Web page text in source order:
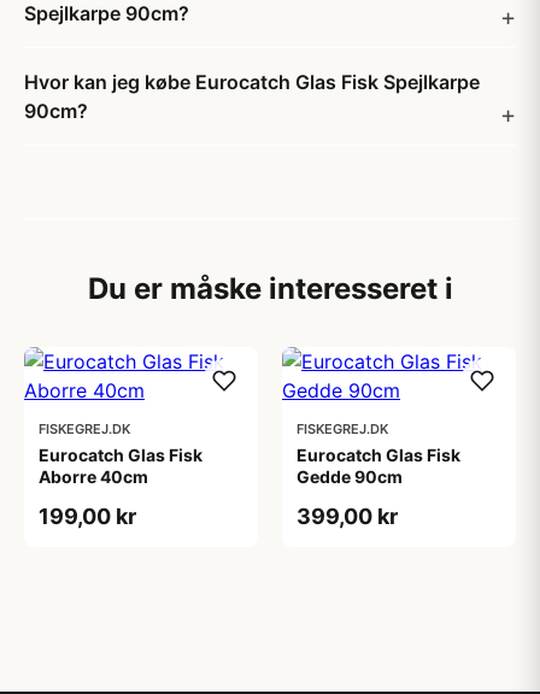
Spejlkarpe 90cm?
Hvor kan jeg købe Eurocatch Glas Fisk Spejlkarpe
90cm?
Du er måske interesseret i
FISKEGREJ.DK
Eurocatch Glas Fisk
Aborre 40cm
199,00 kr
FISKEGREJ.DK
Eurocatch Glas Fisk
Gedde 90cm
399,00 kr